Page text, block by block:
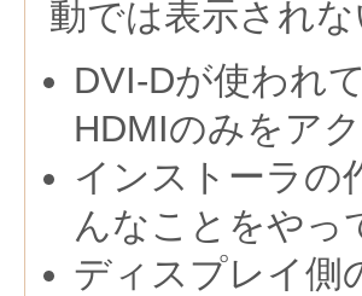
動では表示されな
DVI-Dが使われ
HDMIのみをア
インストーラの
んなことをやっ
ディスプレイ側